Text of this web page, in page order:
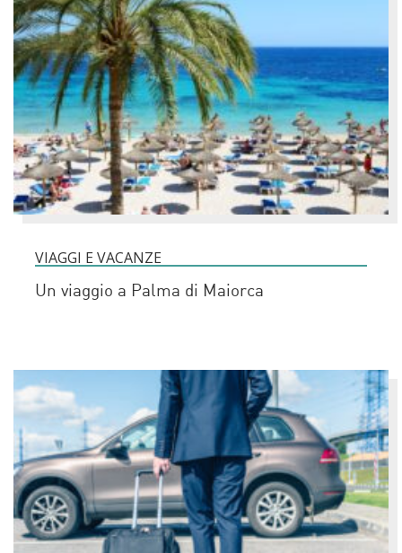
VIAGGI E VACANZE
Un viaggio a Palma di Maiorca